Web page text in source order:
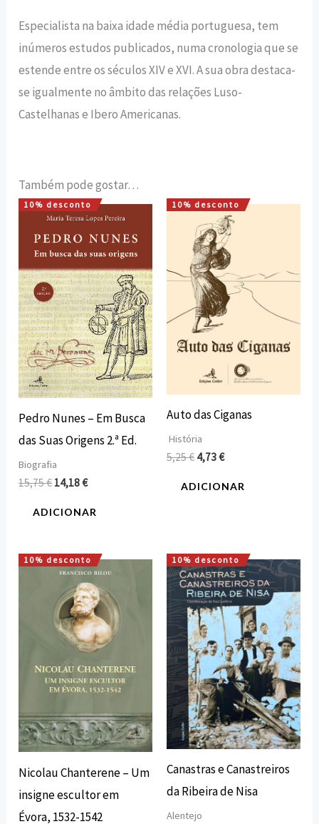
Especialista na baixa idade média portuguesa, tem
inúmeros estudos publicados, numa cronologia que se
estende entre os séculos XIV e XVI. A sua obra destaca-
se igualmente no âmbito das relações Luso-
Castelhanas e Ibero Americanas.
Também pode gostar…
10% desconto
Pedro Nunes – Em Busca
das Suas Origens 2.ª Ed.
Biografia
15,75€
O
preço
original
era:
14,18€
O
preço
atual
é:
ADICIONAR
10% desconto
Auto das Ciganas
História
5,25€
O
preço
original
era:
5,25 €.
4,73€
O
preço
atual
é:
4,73 €.
ADICIONAR
10% desconto
Nicolau Chanterene – Um
insigne escultor em
Évora, 1532-1542
O
preço
original
era:
14,00 €.
O
preço
atual
é:
12,60 €.
10% desconto
Canastras e Canastreiros
da Ribeira de Nisa
Alentejo
O
preço
original
era:
12,00 €.
O
preço
atual
é:
10,80 €.